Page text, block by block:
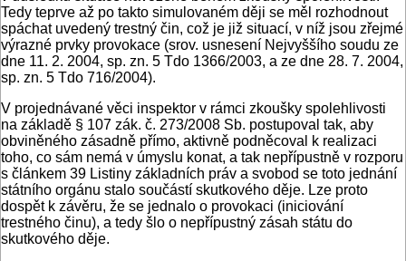
Tedy teprve až po takto simulovaném ději se měl rozhodnout
spáchat uvedený trestný čin, což je již situací, v níž jsou zřejmé
výrazné prvky provokace (srov. usnesení Nejvyššího soudu ze
dne 11. 2. 2004, sp. zn. 5 Tdo 1366/2003, a ze dne 28. 7. 2004,
sp. zn. 5 Tdo 716/2004).
V projednávané věci inspektor v rámci zkoušky spolehlivosti
na základě § 107 zák. č. 273/2008 Sb. postupoval tak, aby
obviněného zásadně přímo, aktivně podněcoval k realizaci
toho, co sám nemá v úmyslu konat, a tak nepřípustně v rozporu
s článkem 39 Listiny základních práv a svobod se toto jednání
státního orgánu stalo součástí skutkového děje. Lze proto
dospět k závěru, že se jednalo o provokaci (iniciování
trestného činu), a tedy šlo o nepřípustný zásah státu do
skutkového děje.